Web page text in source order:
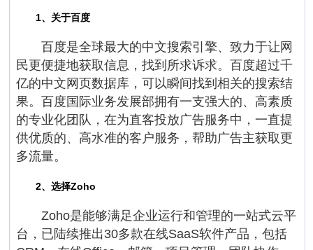
1、关于百度
百度是全球最大的中文搜索引擎、致力于让网
民更便捷地获取信息，找到所求诉求。百度超过千
亿的中文网页数据库，可以瞬间找到相关的搜索结
果。百度国际业务发展部拥有一支强大的、高素质
的专业化团队，在为直客投放广告服务中，一直提
供优质的、高水准的客户服务，帮助广告主获取更
多流量。
2、选择Zoho
Zoho是能够满足企业运行和管理的一站式云平
台，已陆续推出30多款在线SaaS软件产品，包括